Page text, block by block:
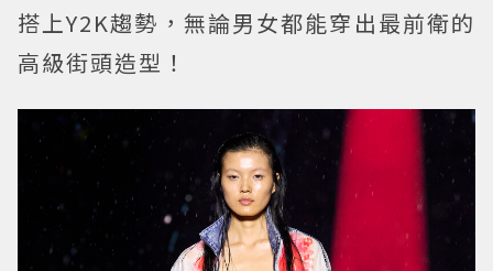
搭上Y2K趨勢，無論男女都能穿出最前衛的
高級街頭造型！